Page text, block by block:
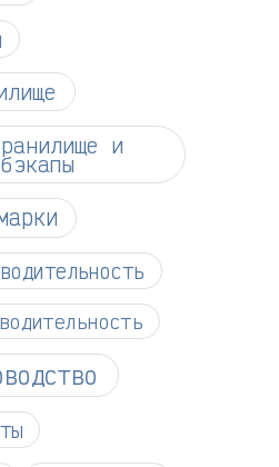
и
бэкапы